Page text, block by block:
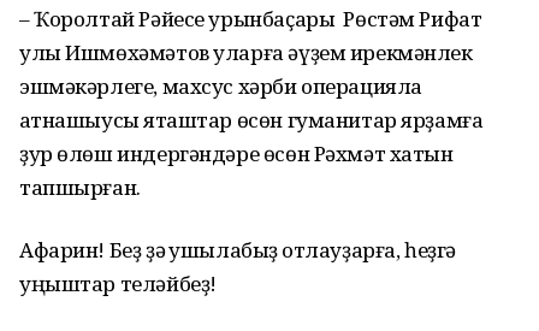
– Ҡоролтай Рәйесе урынбаҫары Рөстәм Рифат
улы Ишмөхәмәтов уларға әүҙем ирекмәнлек
эшмәкәрлеге, махсус хәрби операцияла
ҡатнашыусы яҡташтар өсөн гуманитар ярҙамға
ҙур өлөш индергәндәре өсөн Рәхмәт хатын
тапшырған.
Афарин! Беҙ ҙә ҡушылабыҙ ҡотлауҙарға, һеҙгә
уңыштар теләйбеҙ!